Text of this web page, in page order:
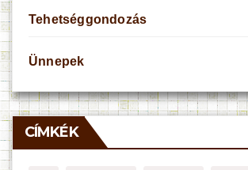
Tehetséggondozás
Ünnepek
CÍMKÉK